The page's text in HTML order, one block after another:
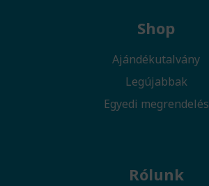
Shop
Ajándékutalvány
Legújabbak
Egyedi megrendelés
Rólunk